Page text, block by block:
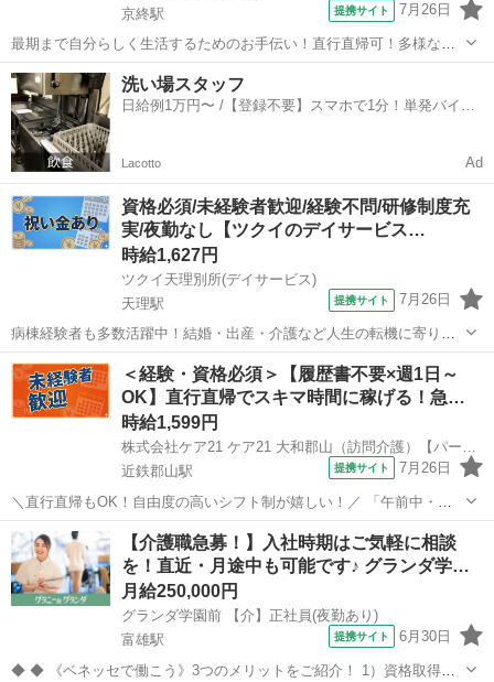
京終駅
提携サイト 7月26日
最期まで自分らしく生活するためのお手伝い！直行直帰可！多様な働
き方が可能◎訪問介護で自分らしく働きませんか？ ★☆ 働きやすいメ
リット多数 ★☆ ＼＼サービス・職種の魅力／／ 自分のライフスタイ
ルに合わせて、都合の良い時...
奈良 奈良市 京終駅
洗い場スタッフ
日給例1万円〜 /【登録不要】スマホで1分！単発バイト
Lacotto Ad
資格必須/未経験者歓迎/経験不問/研修制度充
実/夜勤なし【ツクイのデイサービス…
時給1,627円
ツクイ天理別所(デイサービス)
天理駅
提携サイト 7月26日
病棟経験者も多数活躍中！結婚・出産・介護など人生の転機に寄り添
う柔軟な働き方を応援します。 ★☆ 働きやすいメリット多数 ★☆ ＼
＼サービス・職種の魅力／／ デイサービスでお客様の生活に寄り添
い、ゆっくりと時間をかけなが...
奈良 天理市 天理駅 介護
＜経験・資格必須＞【履歴書不要×週1日～
OK】直行直帰でスキマ時間に稼げる！急…
時給1,599円
株式会社ケア21 ケア21 大和郡山（訪問介護）【パート】登録ヘルパー_47130
近鉄郡山駅
提携サイト 7月26日
＼直行直帰もOK！自由度の高いシフト制が嬉しい！／ 「午前中・午
後だけ」「フルタイム週3日」「1日30分」 「1日3時間の週5日」など
少しでも空いた時間を活用し、 資格を活かして働きたい方にピッタリ
のお仕事です また、...
奈良 大和郡山市 近鉄郡山駅 介護
【介護職急募！】入社時期はご気軽に相談
を！直近・月途中も可能です♪ グランダ学…
月給250,000円
グランダ学園前 【介】正社員(夜勤あり)
富雄駅
提携サイト 6月30日
◆ ◆ 《ベネッセで働こう》3つのメリットをご紹介！ 1）資格取得支